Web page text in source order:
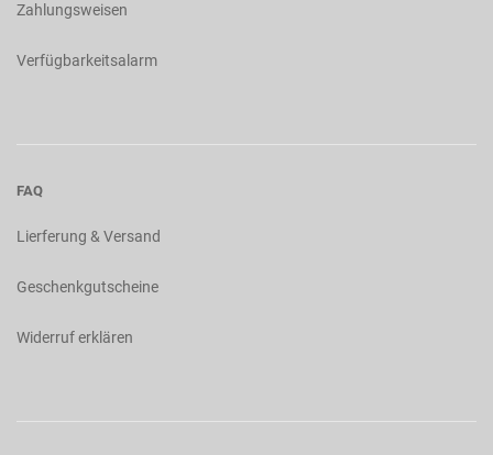
Zahlungsweisen
Verfügbarkeitsalarm
FAQ
Lierferung & Versand
Geschenkgutscheine
Widerruf erklären